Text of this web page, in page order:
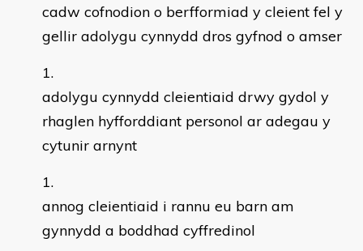
cadw cofnodion o berfformiad y cleient fel y
gellir adolygu cynnydd dros gyfnod o amser
adolygu cynnydd cleientiaid drwy gydol y
rhaglen hyfforddiant personol ar adegau y
cytunir arnynt
annog cleientiaid i rannu eu barn am
gynnydd a boddhad cyffredinol